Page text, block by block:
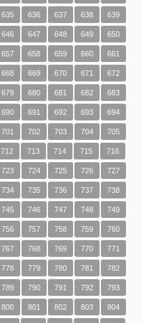
635 636 637 638 639
646 647 648 649 650
657 658 659 660 661
668 669 670 671 672
679 680 681 682 683
690 691 692 693 694
701 702 703 704 705
712 713 714 715 716
723 724 725 726 727
734 735 736 737 738
745 746 747 748 749
756 757 758 759 760
767 768 769 770 771
778 779 780 781 782
789 790 791 792 793
800 801 802 803 804